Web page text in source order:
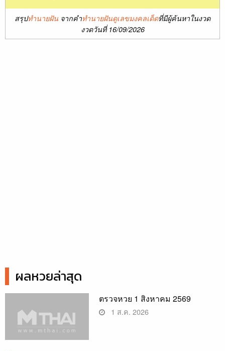
สรุปทำนายฝัน จากคำทำนายฝันดูเลขมงคลเด็ดที่มีผู้ค้นหาในงวด
งวดวันที่ 16/09/2026
ผลหวยล่าสุด
ตรวจหวย 1 สิงหาคม 2569
1 ส.ค. 2026